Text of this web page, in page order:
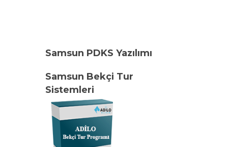
Samsun PDKS Yazılımı
Samsun Bekçi Tur
Sistemleri